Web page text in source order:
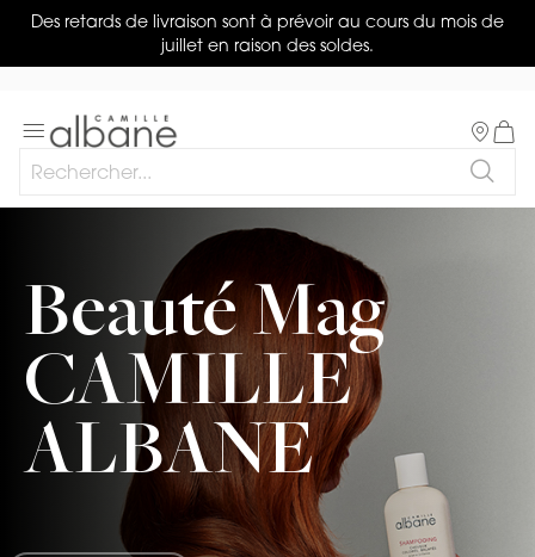
Des retards de livraison sont à prévoir au cours du mois de
juillet en raison des soldes.
Basculer
navigation
Mon
Beauté Mag
CAMILLE
ALBANE